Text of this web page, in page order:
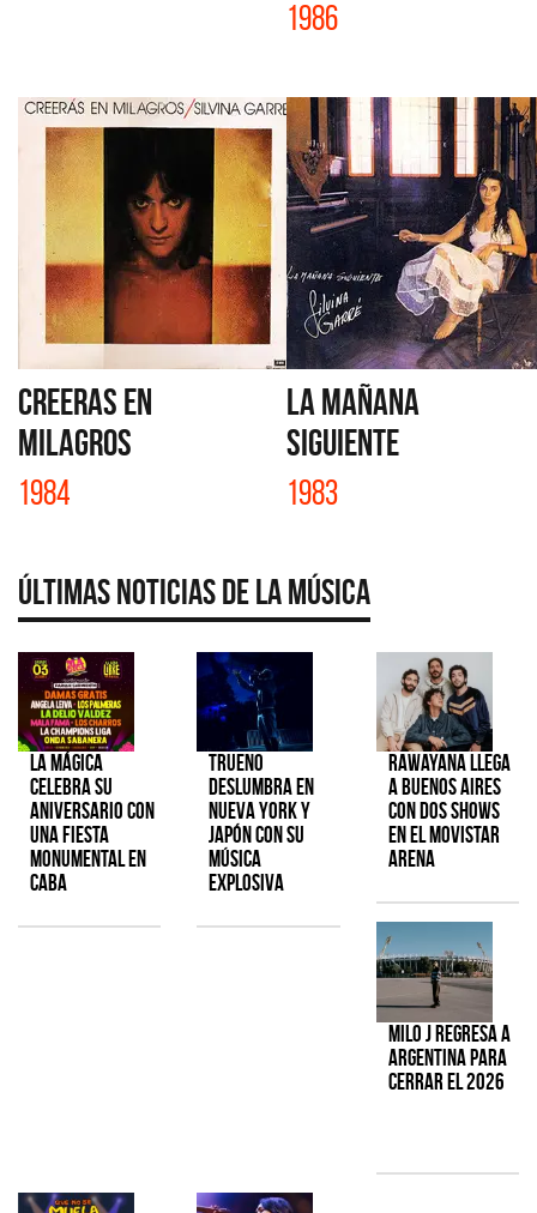
1986
CREERAS EN
MILAGROS
1984
LA MAÑANA
SIGUIENTE
1983
Últimas Noticias de la Música
La Mágica
celebra su
aniversario con
una fiesta
monumental en
CABA
TRUENO
deslumbra en
Nueva York y
Japón con su
música
explosiva
Rawayana llega
a Buenos Aires
con dos shows
en el Movistar
Arena
Milo J regresa a
Argentina para
cerrar el 2026